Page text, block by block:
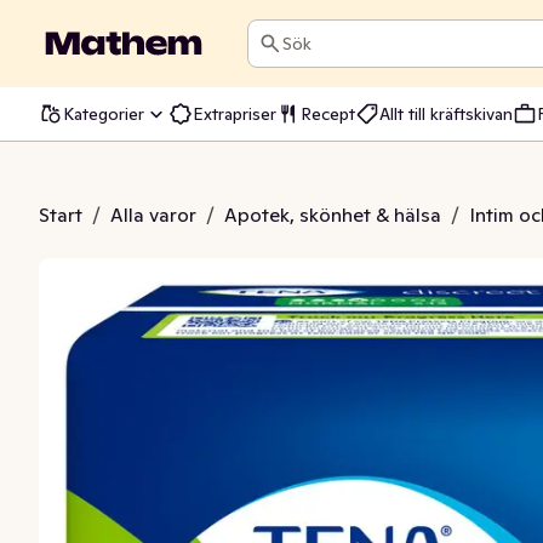
Sök
Kategorier Extrapriser Recept Allt till kräftskivan
Start / Alla varor / Apotek, skönhet & hälsa / Intim
Discreet Normal